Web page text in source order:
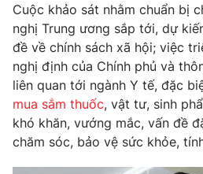
Photo
Video
VTV Money VTV
Cuộc khảo sát nhằm chuẩn bị
nghị Trung ương sắp tới, dự
đề về chính sách xã hội; việc
nghị định của Chính phủ và
liên quan tới ngành Y tế, đặc
mua sắm thuốc, vật tư, sinh
khó khăn, vướng mắc, vấn đề
chăm sóc, bảo vệ sức khỏe,